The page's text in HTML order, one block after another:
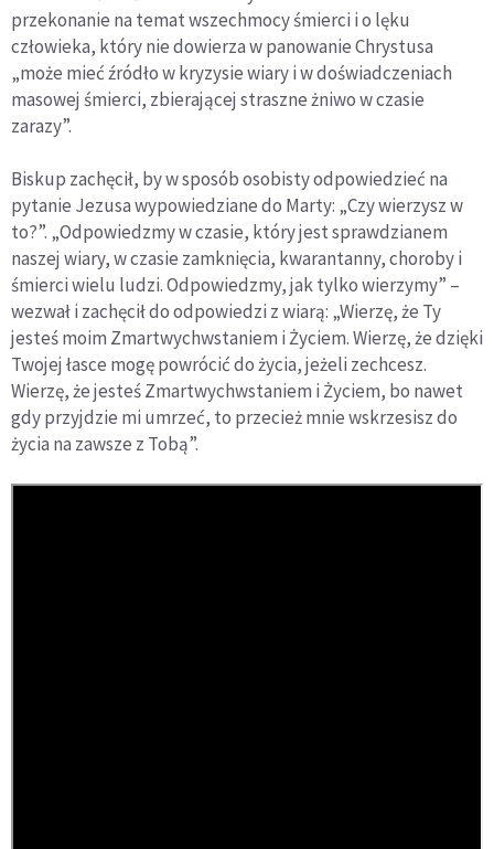
przekonanie na temat wszechmocy śmierci i o lęku
człowieka, który nie dowierza w panowanie Chrystusa
„może mieć źródło w kryzysie wiary i w doświadczeniach
masowej śmierci, zbierającej straszne żniwo w czasie
zarazy”.
Biskup zachęcił, by w sposób osobisty odpowiedzieć na
pytanie Jezusa wypowiedziane do Marty: „Czy wierzysz w
to?”. „Odpowiedzmy w czasie, który jest sprawdzianem
naszej wiary, w czasie zamknięcia, kwarantanny, choroby i
śmierci wielu ludzi. Odpowiedzmy, jak tylko wierzymy” –
wezwał i zachęcił do odpowiedzi z wiarą: „Wierzę, że Ty
jesteś moim Zmartwychwstaniem i Życiem. Wierzę, że dzięki
Twojej łasce mogę powrócić do życia, jeżeli zechcesz.
Wierzę, że jesteś Zmartwychwstaniem i Życiem, bo nawet
gdy przyjdzie mi umrzeć, to przecież mnie wskrzesisz do
życia na zawsze z Tobą”.